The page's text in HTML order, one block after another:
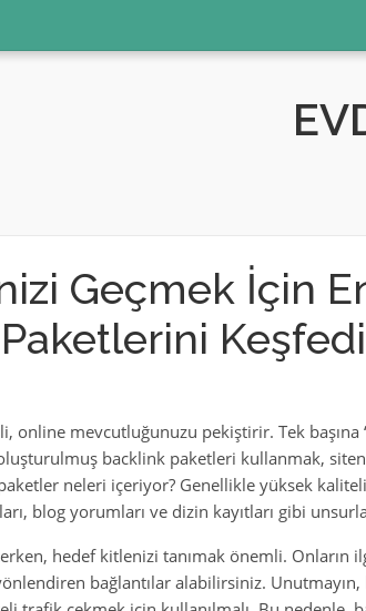
Geçmek İçin
online mevcutluğunuzu pekiştirir. Tek başına
backlink paketleri kullanmak,
neleri içeriyor? Genellikle yüksek
blog yorumları ve dizin kayıtları gibi
hedef kitlenizi tanımak önemli. Onların
bağlantılar alabilirsiniz. Unutmayın,